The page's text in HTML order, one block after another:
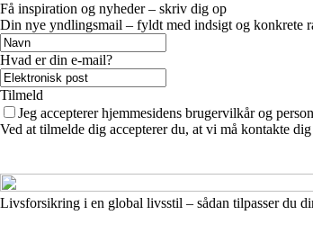
Få inspiration og nyheder – skriv dig op
Din nye yndlingsmail – fyldt med indsigt og konkrete
Hvad er din e-mail?
Tilmeld
Jeg accepterer hjemmesidens brugervilkår og
Ved at tilmelde dig accepterer du, at vi må kontakte
Livsforsikring i en global livsstil – sådan tilpasser du